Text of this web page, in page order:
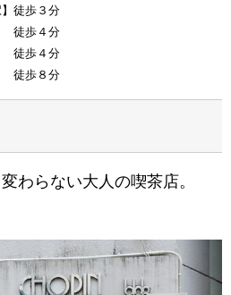
徒歩３分
徒歩４分
徒歩４分
歩８分
わらない大人の喫茶店。